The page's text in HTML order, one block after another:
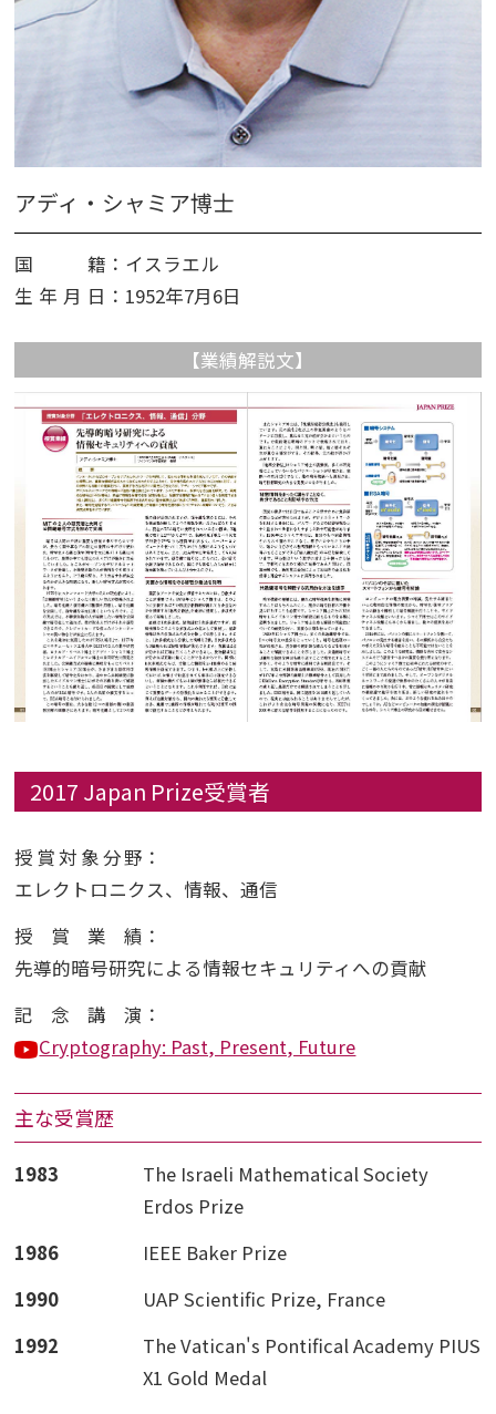
アディ・シャミア博士
国籍 ：イスラエル
生年月日 ：1952年7月6日
【業績解説文】
2017 Japan Prize受賞者
授賞対象分野 ：
エレクトロニクス、情報、通信
授賞業績 ：
先導的暗号研究による情報セキュリティへの貢献
記念講演 ：
Cryptography: Past, Present, Future
主な受賞歴
1983
The Israeli Mathematical Society
Erdos Prize
1986
IEEE Baker Prize
1990
UAP Scientific Prize, France
1992
The Vatican's Pontifical Academy PIUS
X1 Gold Medal